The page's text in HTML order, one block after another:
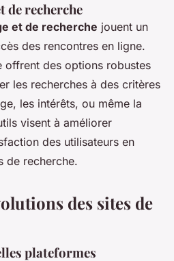
de recherche
et de recherche jouent un
des rencontres en ligne.
offrent des options robustes
les recherches à des critères
les intérêts, ou même la
visent à améliorer
des utilisateurs en
de recherche.
des sites de
plateformes